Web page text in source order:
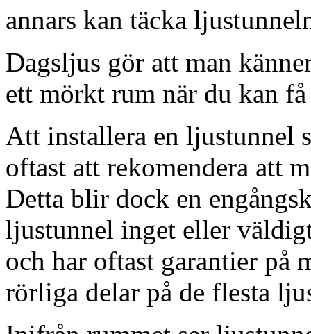
annars kan täcka
Dagsljus gör att man
ett mörkt rum när du kan
Att installera en ljustunnel
oftast att rekomendera att
Detta blir dock en
ljustunnel inget eller
och har oftast garantier på
rörliga delar på de flesta